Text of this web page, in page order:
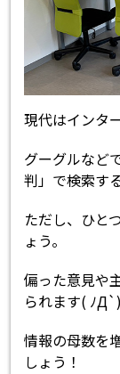
現代はインタ
グーグルなど
判」で検索す
ただし、ひと
ょう。
偏った意見や
られます( ﾉ
情報の母数を
しょう！